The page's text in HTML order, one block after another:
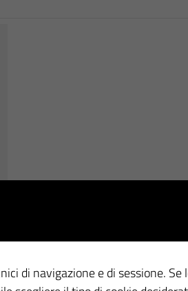
di navigazione e di sessione.